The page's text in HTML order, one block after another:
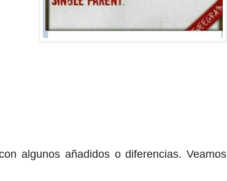
algunos añadidos o diferencias. Veamos